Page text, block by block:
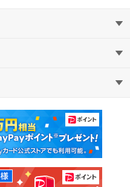
中古マンション
中古一戸建て
土地
教えて！住まいの先生